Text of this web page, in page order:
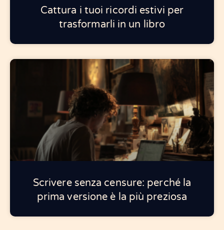
Cattura i tuoi ricordi estivi per
trasformarli in un libro
Scrivere senza censure: perché la
prima versione è la più preziosa